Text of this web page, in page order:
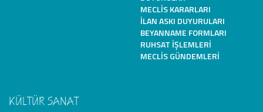
MECLIS KARARLARI
İLAN ASKI DUYURULARI
BEYANNAME FORMLARI
RUHSAT İŞLEMLERI
MECLIS GÜNDEMLERI
KÜLTÜR SANAT